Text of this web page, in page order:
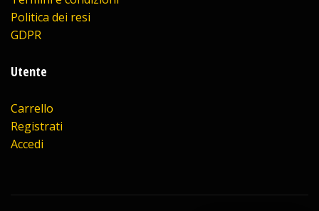
Politica dei resi
GDPR
Utente
Carrello
Registrati
Accedi